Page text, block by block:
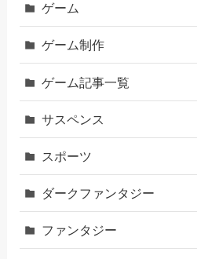
ゲーム
ゲーム制作
ゲーム記事一覧
サスペンス
スポーツ
ダークファンタジー
ファンタジー